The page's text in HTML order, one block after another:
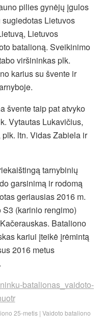
pilies gynėjų įgulos
Lietuvos
Lietuvos
batalioną. Sveikinimo
viršininkas plk.
karius su švente ir
švente taip pat atvyko
Vytautas Lukavičius,
ltn. Vidas Zabiela ir
tarnybinių
garsinimą ir rodomą
geriausias 2016 m.
(karinio rengimo)
Bataliono
kariui įteikė įrėmintą
2016 metus
25-metis | Vaidoto bataliono